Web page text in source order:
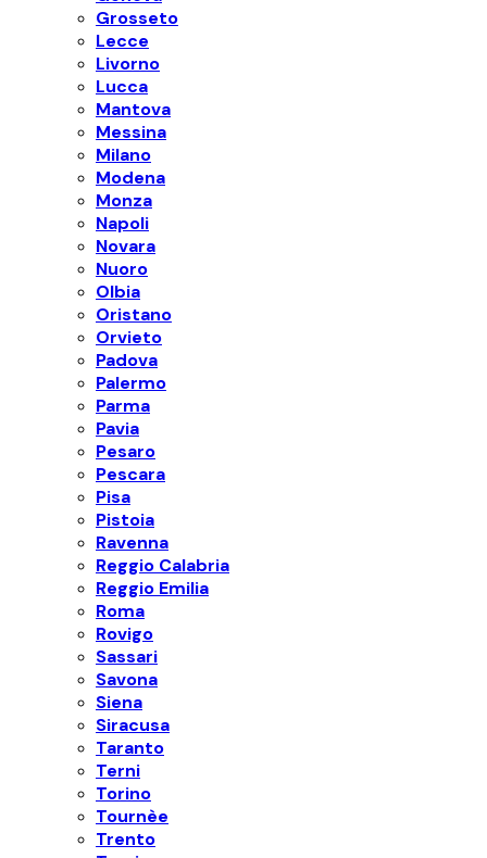
Grosseto
Lecce
Livorno
Lucca
Mantova
Messina
Milano
Modena
Monza
Napoli
Novara
Nuoro
Olbia
Oristano
Orvieto
Padova
Palermo
Parma
Pavia
Pesaro
Pescara
Pisa
Pistoia
Ravenna
Reggio Calabria
Reggio Emilia
Roma
Rovigo
Sassari
Savona
Siena
Siracusa
Taranto
Terni
Torino
Tournèe
Trento